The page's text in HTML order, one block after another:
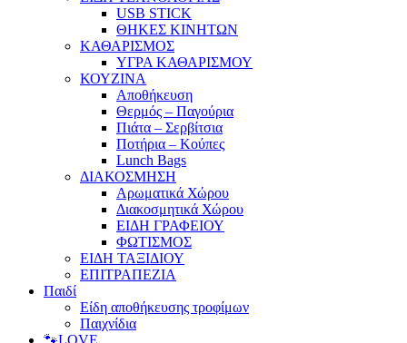
USB STICK
ΘΗΚΕΣ ΚΙΝΗΤΩΝ
ΚΑΘΑΡΙΣΜΟΣ
ΥΓΡΑ ΚΑΘΑΡΙΣΜΟΥ
ΚΟΥΖΙΝΑ
Αποθήκευση
Θερμός – Παγούρια
Πιάτα – Σερβίτσια
Ποτήρια – Κούπες
Lunch Bags
ΔΙΑΚΟΣΜΗΣΗ
Αρωματικά Χώρου
Διακοσμητικά Χώρου
ΕΙΔΗ ΓΡΑΦΕΙΟΥ
ΦΩΤΙΣΜΟΣ
ΕΙΔΗ ΤΑΞΙΔΙΟΥ
ΕΠΙΤΡΑΠΕΖΙΑ
Παιδί
Είδη αποθήκευσης τροφίμων
Παιχνίδια